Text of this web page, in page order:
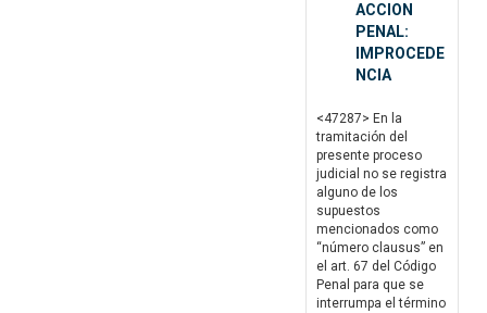
ACCION
PENAL:
IMPROCEDE
NCIA
<47287> En la
tramitación del
presente proceso
judicial no se registra
alguno de los
supuestos
mencionados como
“número clausus” en
el art. 67 del Código
Penal para que se
interrumpa el término